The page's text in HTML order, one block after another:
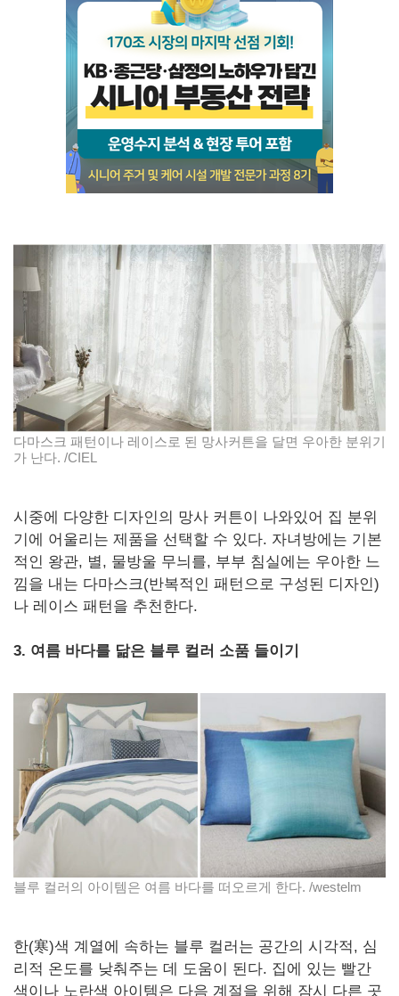
다마스크 패턴이나 레이스로 된 망사커튼을 달면 우아한 분위기
가 난다. /CIEL
시중에 다양한 디자인의 망사 커튼이 나와있어 집 분위
기에 어울리는 제품을 선택할 수 있다. 자녀방에는 기본
적인 왕관, 별, 물방울 무늬를, 부부 침실에는 우아한 느
낌을 내는 다마스크(반복적인 패턴으로 구성된 디자인)
나 레이스 패턴을 추천한다.
3. 여름 바다를 닮은 블루 컬러 소품 들이기
블루 컬러의 아이템은 여름 바다를 떠오르게 한다. /westelm
한(寒)색 계열에 속하는 블루 컬러는 공간의 시각적, 심
리적 온도를 낮춰주는 데 도움이 된다. 집에 있는 빨간
색이나 노란색 아이템은 다음 계절을 위해 잠시 다른 곳